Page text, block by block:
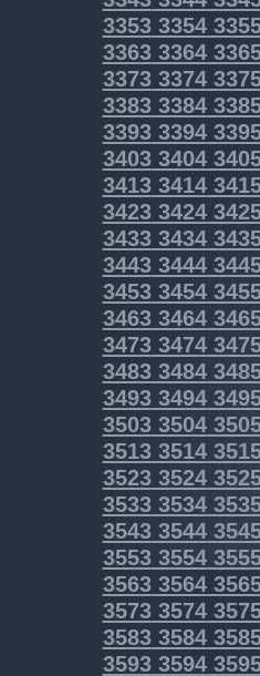
33533354
33633364
33733374
33833384
33933394
34033404
34133414
34233424
34333434
34433444
34533454
34633464
34733474
34833484
34933494
35033504
35133514
35233524
35333534
35433544
35533554
35633564
35733574
35833584
35933594